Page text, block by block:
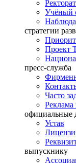
Ректорат
Учёный
стратегии
Проект
пресс-служба
Часто
Реклама
официальные
Устав
выпускнику